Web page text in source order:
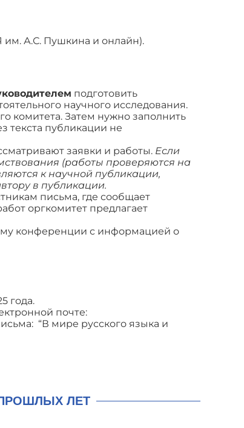
им. А.С. Пушкина и онлайн).
подготовить
научного исследования.
комитета. Затем нужно заполнить
текста публикации не
заявки и работы. Если
(работы проверяются на
к научной публикации,
в публикации.
письма, где сообщает
оргкомитет предлагает
конференции с информацией о
года.
почте:
“В мире русского языка и
ЛЕТ